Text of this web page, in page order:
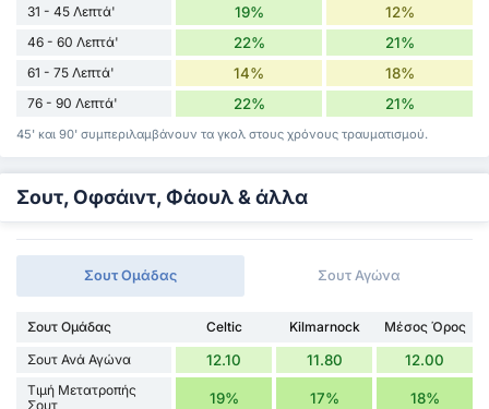
31 - 45 Λεπτά' 19% 12%
46 - 60 Λεπτά' 22% 21%
61 - 75 Λεπτά' 14% 18%
76 - 90 Λεπτά' 22% 21%
45' και 90' συμπεριλαμβάνουν τα γκολ στους χρόνους τραυματισμού.
Σουτ, Οφσάιντ, Φάουλ & άλλα
Σουτ Ομάδας Σουτ Αγώνα
Σουτ Ομάδας Celtic Kilmarnock
Μέσος Όρος
Σουτ Ανά Αγώνα
12.10 11.80 12.00
Τιμή Μετατροπής
Σουτ
19% 17% 18%